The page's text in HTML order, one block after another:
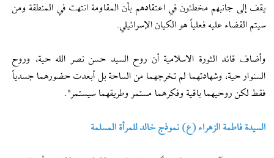
يقف إلى جانبهم مخطئون في اعتقادهم بأن المقاومة انتهت في المنطقة ومن
سيتم القضاء عليه فعلياً هو الكيان الإسرائيلي.
وأضاف قائد الثورة الاسلامية أن روح السيد حسن نصر الله حية، وروح
السنوار حية، وشهادتهما لم تخرجهما من الساحة بل أبعدت حضورهما جسدياً
فقط لكن روحيهما باقية وفكرهما مستمر وطريقهما سيستمر".
السيدة فاطمة الزهراء (ع) نموذج خالد للمرأة المسلمة